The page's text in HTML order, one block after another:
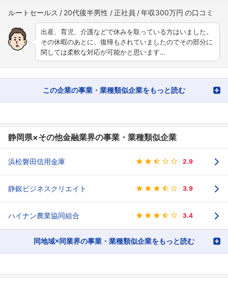
ルートセールス 20代後半男性 正社員 年収300万円
出産、育児、介護などで休みを取っている方はいました。
その休暇のあとに、復帰もされていましたのでその部分に
関しては柔軟な対応が可能かと思います…
この企業の事業・業種類似企業をもっと読む
静岡県×その他金融業界の事業・業種類似企業
浜松磐田信用金庫 2.9
静銀ビジネスクリエイト 3.9
ハイナン農業協同組合 3.4
同地域×同業界の事業・業種類似企業をもっと読む